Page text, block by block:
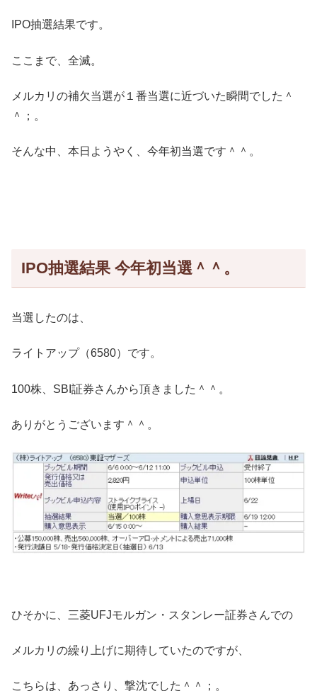
IPO抽選結果です。
ここまで、全滅。
メルカリの補欠当選が１番当選に近づいた瞬間でした＾
＾；。
そんな中、本日ようやく、今年初当選です＾＾。
IPO抽選結果 今年初当選＾＾。
当選したのは、
ライトアップ（6580）です。
100株、SBI証券さんから頂きました＾＾。
ありがとうございます＾＾。
ひそかに、三菱UFJモルガン・スタンレー証券さんでの
メルカリの繰り上げに期待していたのですが、
こちらは、あっさり、撃沈でした＾＾；。